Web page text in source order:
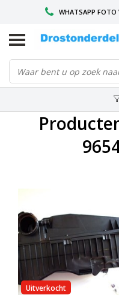
WHATSAPP FOTO
VOOR 16.00
Uitverkocht